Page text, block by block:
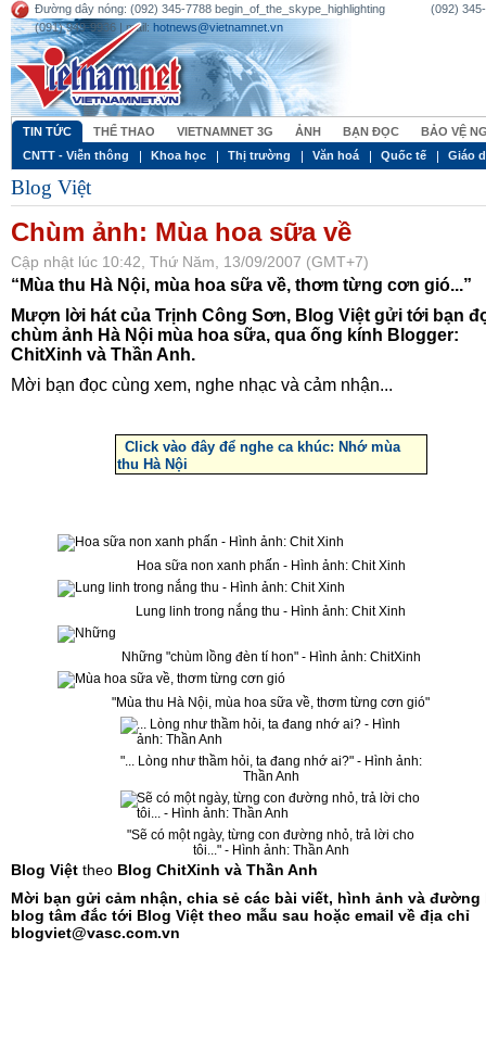
Đường dây nóng: (092) 345-7788 begin_of_the_skype_highlighting (092) 345-
(091) 949-9936 | mail: hotnews@vietnamnet.vn
TIN TỨC THỂ THAO VIETNAMNET 3G ẢNH BẠN ĐỌC
BẢO VỆ
CNTT - Viễn thông
Khoa học Thị trường Văn hoá Quốc tế Giáo
Blog Việt
Chùm ảnh: Mùa hoa sữa về
Cập nhật lúc 10:42, Thứ Năm, 13/09/2007 (GMT+7)
“Mùa thu Hà Nội, mùa hoa sữa về, thơm từng cơn gió...”
Mượn lời hát của Trịnh Công Sơn, Blog Việt gửi tới bạn
chùm ảnh Hà Nội mùa hoa sữa, qua ống kính Blogger:
ChitXinh và Thần Anh.
Mời bạn đọc cùng xem, nghe nhạc và cảm nhận...
Click vào đây để nghe ca khúc: Nhớ mùa
thu Hà Nội
Hoa sữa non xanh phấn - Hình ảnh: Chit Xinh
Lung linh trong nắng thu - Hình ảnh: Chit Xinh
Những "chùm lồng đèn tí hon" - Hình ảnh: ChitXinh
"Mùa thu Hà Nội, mùa hoa sữa về, thơm từng cơn gió"
"... Lòng như thầm hỏi, ta đang nhớ ai?" - Hình ảnh:
Thần Anh
"Sẽ có một ngày, từng con đường nhỏ, trả lời cho
tôi..." - Hình ảnh: Thần Anh
Blog Việt theo Blog ChitXinh và Thần Anh
Mời bạn gửi cảm nhận, chia sẻ các bài viết, hình ảnh và đường
blog tâm đắc tới Blog Việt theo mẫu sau hoặc email về địa chỉ
blogviet@vasc.com.vn